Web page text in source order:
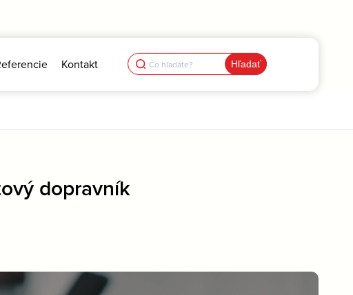
Kontakt Search
for:
dopravník